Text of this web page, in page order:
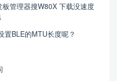
管理器搜W80X 下载没速度
置BLE的MTU长度呢？